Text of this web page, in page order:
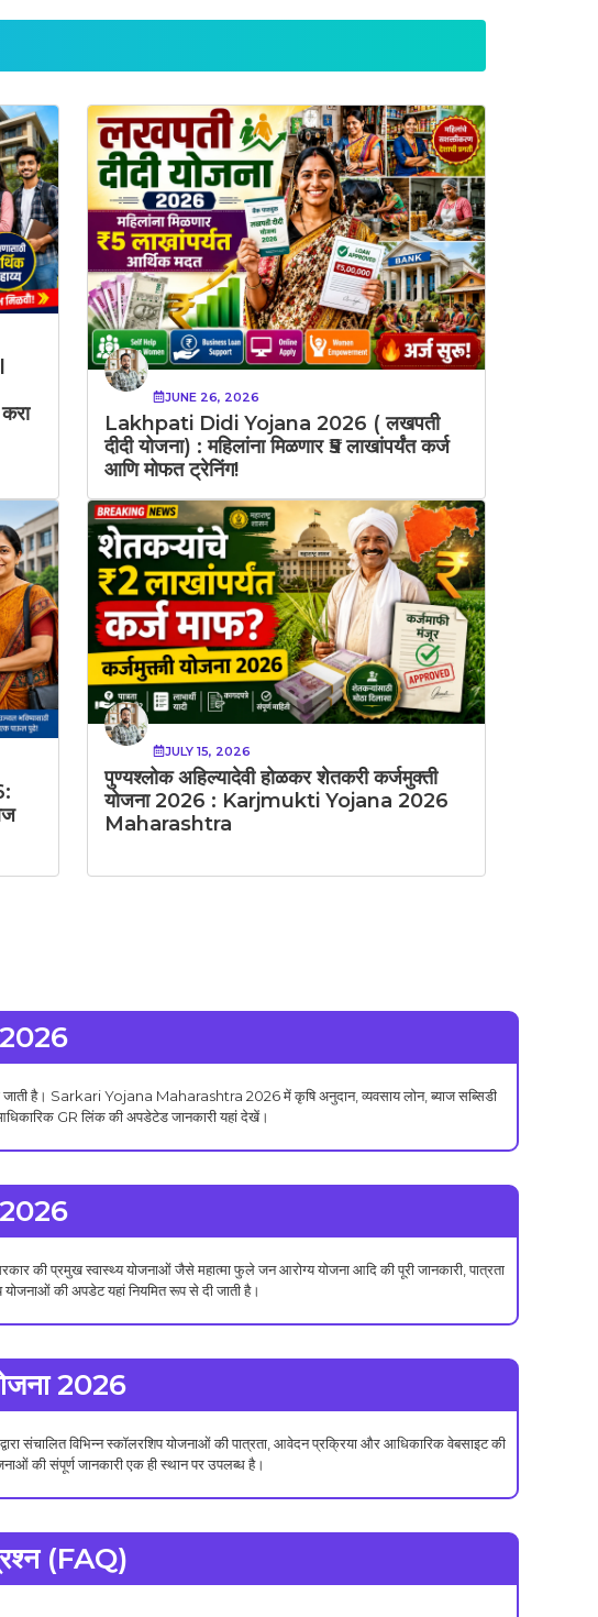
JUNE 26, 2026
Lakhpati Didi Yojana 2026 ( लखपती
दीदी योजना) : महिलांना मिळणार ₹5 लाखांपर्यंत कर्ज
आणि मोफत ट्रेनिंग!
JULY 15, 2026
पुण्यश्लोक अहिल्यादेवी होळकर शेतकरी कर्जमुक्ती
योजना 2026 : Karjmukti Yojana 2026
Maharashtra
2026
दी जाती है। Sarkari Yojana Maharashtra 2026 में कृषि अनुदान, व्यवसाय लोन, ब्याज सब्सिडी
GR लिंक की अपडेटेड जानकारी यहां देखें।
2026
की प्रमुख स्वास्थ्य योजनाओं जैसे महात्मा फुले जन आरोग्य योजना आदि की पूरी जानकारी, पात्रता
की अपडेट यहां नियमित रूप से दी जाती है।
2026
संचालित विभिन्न स्कॉलरशिप योजनाओं की पात्रता, आवेदन प्रक्रिया और आधिकारिक वेबसाइट की
की संपूर्ण जानकारी एक ही स्थान पर उपलब्ध है।
(FAQ)